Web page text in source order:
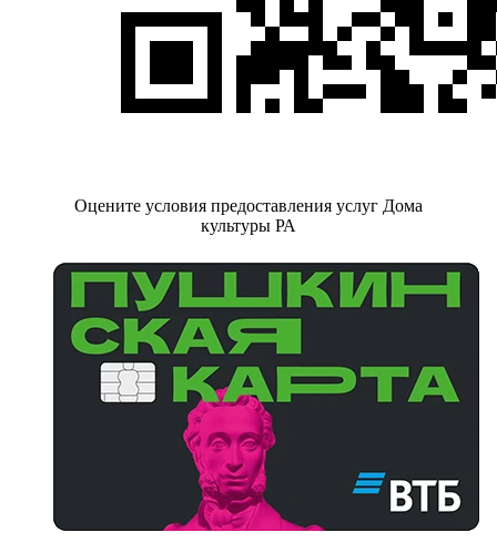
Оцените условия предоставления услуг Дома
культуры РА